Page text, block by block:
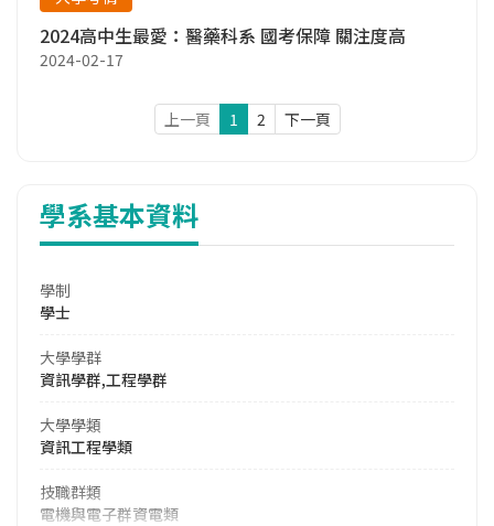
2024高中生最愛：醫藥科系 國考保障 關注度高
2024-02-17
上一頁 1 2 下一頁
學系基本資料
學制
學士
大學學群
資訊學群,工程學群
大學學類
資訊工程學類
技職群類
電機與電子群資電類